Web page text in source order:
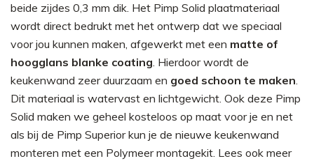
beide zijdes 0,3 mm dik. Het Pimp Solid plaatmateriaal
wordt direct bedrukt met het ontwerp dat we speciaal
voor jou kunnen maken, afgewerkt met een matte of
hoogglans blanke coating. Hierdoor wordt de
keukenwand zeer duurzaam en goed schoon te maken.
Dit materiaal is watervast en lichtgewicht. Ook deze Pimp
Solid maken we geheel kosteloos op maat voor je en net
als bij de Pimp Superior kun je de nieuwe keukenwand
monteren met een Polymeer montagekit. Lees ook meer